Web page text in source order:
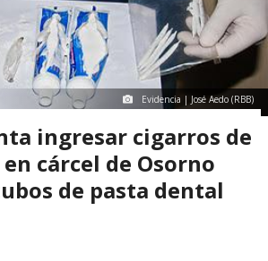
Evidencia | José Aedo (RBB)
ingresar cigarros de
cárcel de Osorno
de pasta dental